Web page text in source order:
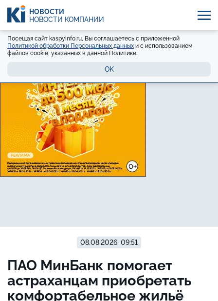
НОВОСТИ
НОВОСТИ КОМПАНИЙ
Посещая сайт kaspyinfo.ru, Вы соглашаетесь с приложенной
Политикой обработки Персональных данных и с использованием
файлов cookie, указанных в данной Политике.
OK
08.08.2026, 09:51
ПАО МинБанк помогает
астраханцам приобретать
комфортабельное жильё